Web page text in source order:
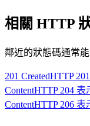
相關 HTTP
鄰近的狀態碼通常
201 CreatedHTTP
ContentHTTP 204 表
ContentHTTP 206